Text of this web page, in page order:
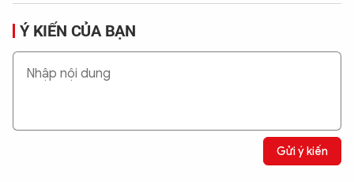
Ý KIẾN CỦA BẠN
Gửi ý kiến